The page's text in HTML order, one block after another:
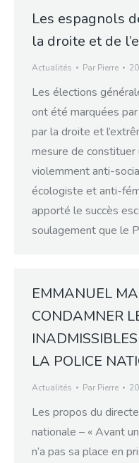
Les espagnols
la droite et de
Actualités Par Pierre
Les élections
ont été marquées par
par la droite et
mesure de constituer
violemment anti-
écologiste et anti-
apporté le succès
soulagement que le
EMMANUEL
CONDAMNER
LA POLICE
Actualités Par Pierre
Les propos du
nationale – « Avant
n’a pas sa place en